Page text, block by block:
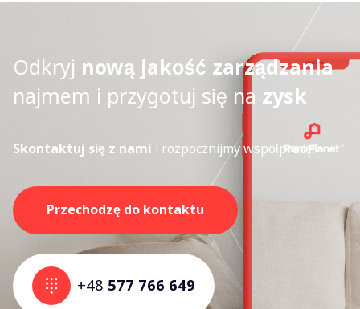
Odkryj nową jakość zarządzania
najmem i przygotuj się na zysk
Skontaktuj się z nami i rozpocznijmy współpracę!
Przechodzę do kontaktu
+48 577 766 649